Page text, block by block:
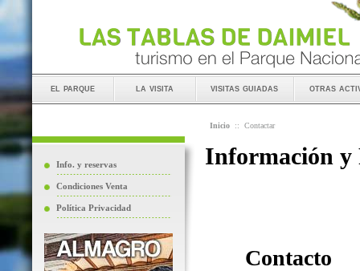
el parque la visita visitas guiadas otras
Info. y reservas
Condiciones Venta
Política Privacidad
Inicio :: Contactar
Información y
Contacto